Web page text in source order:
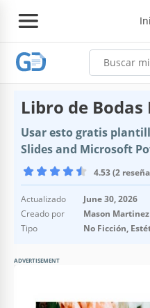
Libro de
Usar esto gratis
Slides and Microsoft
4.53 (2
Actualizado
June 30, 2026
Creado por
Mason Martinez
Tipo
No Ficción,
ADVERTISEMENT